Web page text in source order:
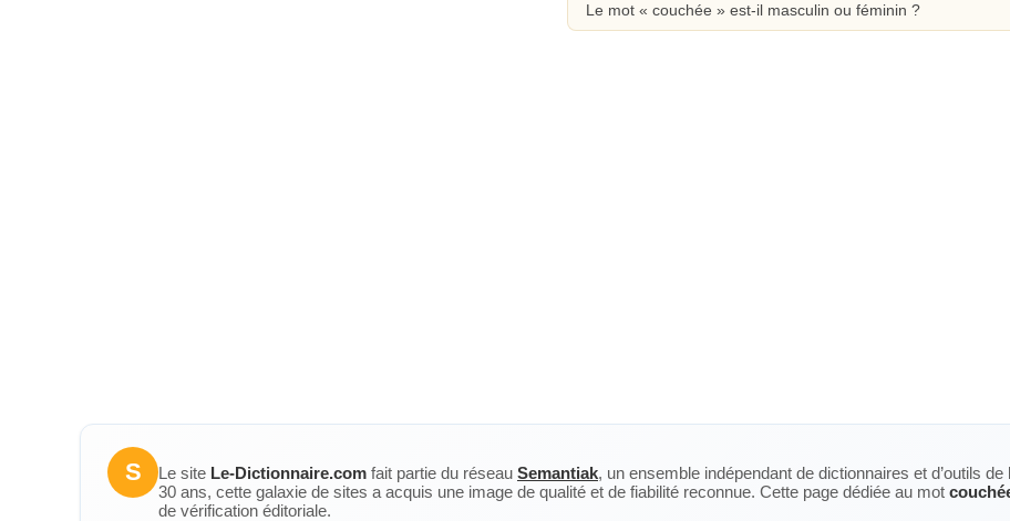
Le mot « couchée » est-il masculin ou féminin ?
S Le site Le-Dictionnaire.com fait partie du réseau Semantiak, un ensemble indépendant de dictionnaires et d’outils
30 ans, cette galaxie de sites a acquis une image de qualité et de fiabilité reconnue. Cette page dédiée au mot
de vérification éditoriale.